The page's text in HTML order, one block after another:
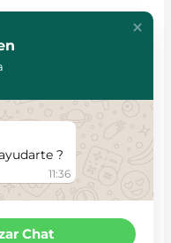
en Medellín
?
11:36
Chat